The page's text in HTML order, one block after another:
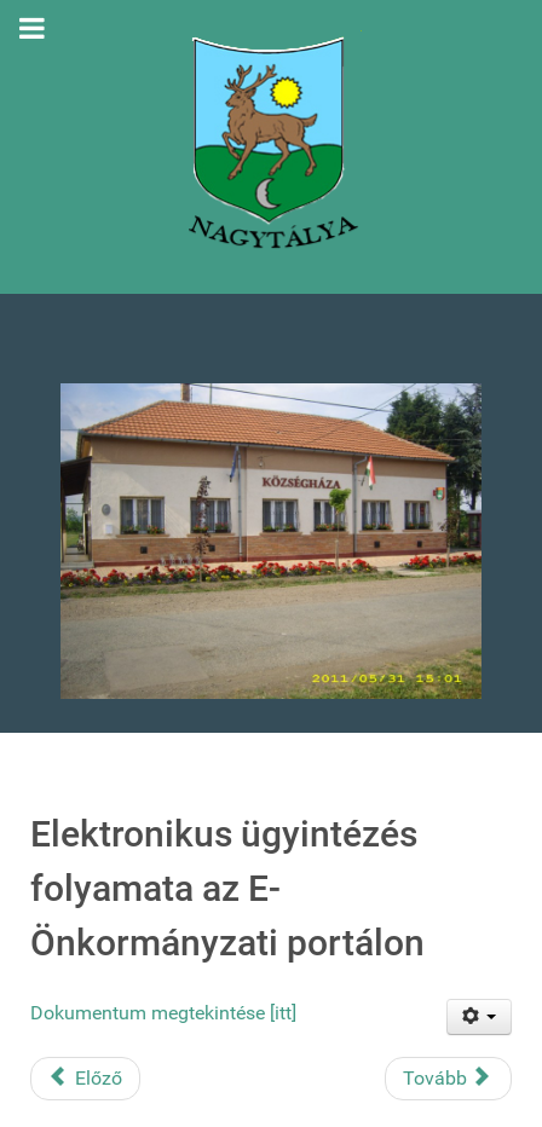
Elektronikus ügyintézés
folyamata az E-
Önkormányzati portálon
Dokumentum megtekintése [itt]
Előző Tovább